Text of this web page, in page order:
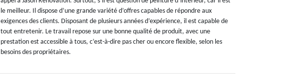
le meilleur. Il dispose d’une grande variété d’offres capables de répondre aux
exigences des clients. Disposant de plusieurs années d’expérience, il est capable de
tout entretenir. Le travail repose sur une bonne qualité de produit, avec une
prestation est accessible à tous, c’est-à-dire pas cher ou encore flexible, selon les
besoins des propriétaires.